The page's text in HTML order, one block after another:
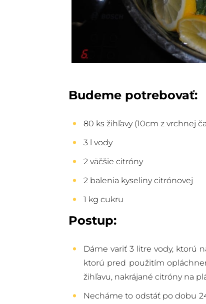
Budeme potrebovať:
80 ks žihľavy (10cm z vrchnej
3 l vody
2 väčšie citróny
2 balenia kyseliny citrónovej
1 kg cukru
Postup:
Dáme variť 3 litre vody, ktorú
ktorú pred použitím
žihľavu, nakrájané citróny na
Necháme to odstáť po dobu